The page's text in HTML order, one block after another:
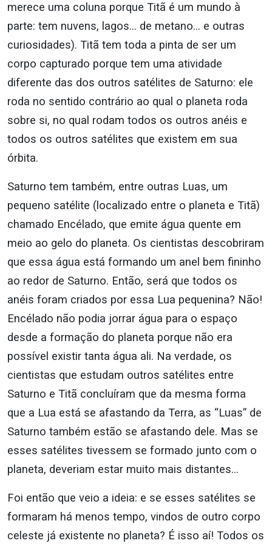
merece uma coluna porque Titã é um mundo à
parte: tem nuvens, lagos… de metano… e outras
curiosidades). Titã tem toda a pinta de ser um
corpo capturado porque tem uma atividade
diferente das dos outros satélites de Saturno: ele
roda no sentido contrário ao qual o planeta roda
sobre si, no qual rodam todos os outros anéis e
todos os outros satélites que existem em sua
órbita.
Saturno tem também, entre outras Luas, um
pequeno satélite (localizado entre o planeta e Titã)
chamado Encélado, que emite água quente em
meio ao gelo do planeta. Os cientistas descobriram
que essa água está formando um anel bem fininho
ao redor de Saturno. Então, será que todos os
anéis foram criados por essa Lua pequenina? Não!
Encélado não podia jorrar água para o espaço
desde a formação do planeta porque não era
possível existir tanta água ali. Na verdade, os
cientistas que estudam outros satélites entre
Saturno e Titã concluíram que da mesma forma
que a Lua está se afastando da Terra, as “Luas” de
Saturno também estão se afastando dele. Mas se
esses satélites tivessem se formado junto com o
planeta, deveriam estar muito mais distantes…
Foi então que veio a ideia: e se esses satélites se
formaram há menos tempo, vindos de outro corpo
celeste já existente no planeta? É isso aí! Todos os